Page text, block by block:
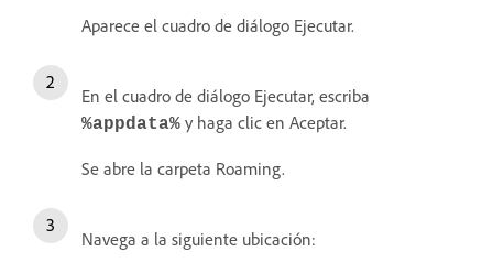
Aparece el cuadro de diálogo Ejecutar.
En el cuadro de diálogo Ejecutar, escriba
%appdata% y haga clic en Aceptar.
Se abre la carpeta Roaming.
Navega a la siguiente ubicación: